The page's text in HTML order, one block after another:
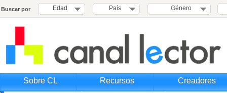
Buscar por Edad País Género
Sobre CL Recursos Creadores